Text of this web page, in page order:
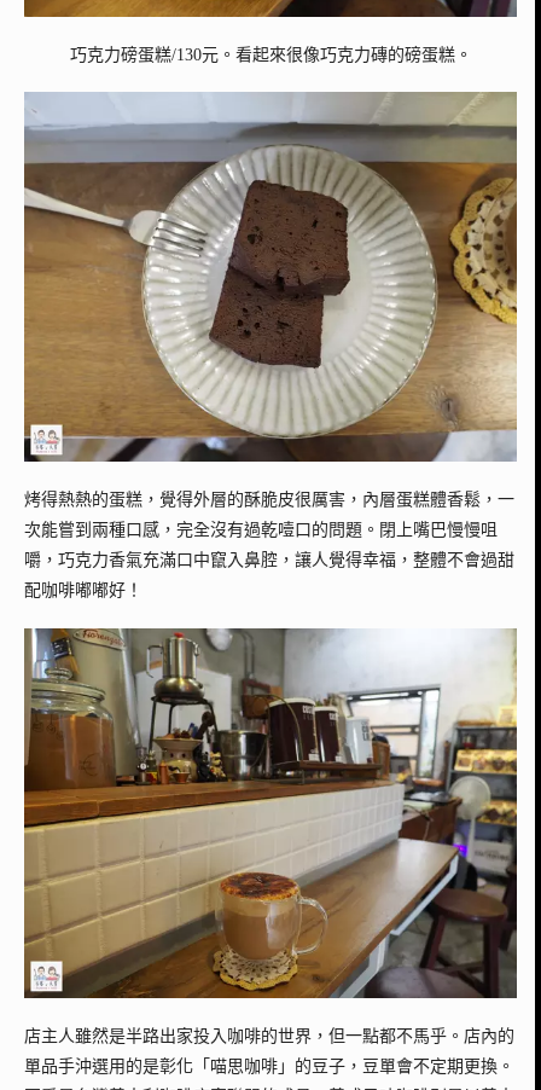
巧克力磅蛋糕/130元。看起來很像巧克力磚的磅蛋糕。
烤得熱熱的蛋糕，覺得外層的酥脆皮很厲害，內層蛋糕體香鬆，一
次能嘗到兩種口感，完全沒有過乾噎口的問題。閉上嘴巴慢慢咀
嚼，巧克力香氣充滿口中竄入鼻腔，讓人覺得幸福，整體不會過甜
配咖啡嘟嘟好！
店主人雖然是半路出家投入咖啡的世界，但一點都不馬乎。店內的
單品手沖選用的是彰化「喵思咖啡」的豆子，豆單會不定期更換。